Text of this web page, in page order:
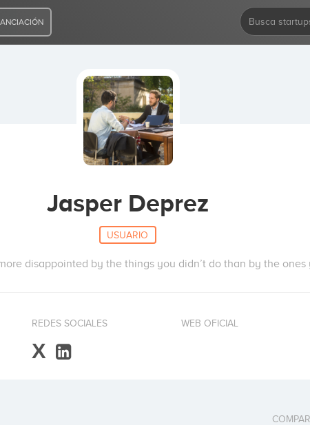
Jasper Deprez
USUARIO
disappointed by the things you didn’t do than by the ones
REDES SOCIALES
X
WEB OFICIAL